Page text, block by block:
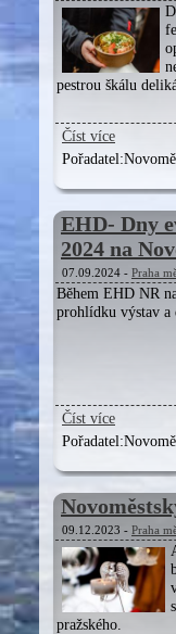
pestrou škálu
Číst více
Pořadatel:
EHD- Dny
2024 na
07.09.2024 - Praha
Během EHD NR
prohlídku výstav a
Číst více
Pořadatel:
09.12.2023 - Praha
pražského.